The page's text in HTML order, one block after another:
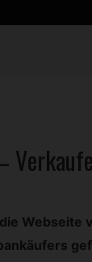
Webseite